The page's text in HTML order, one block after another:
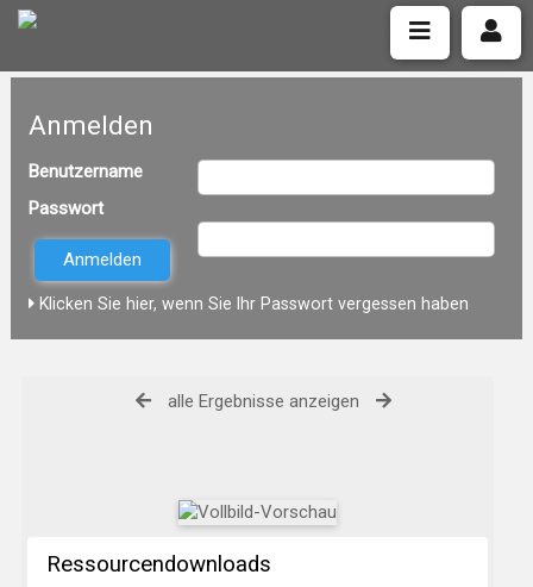
Anmelden
Benutzername
Passwort
Klicken Sie hier, wenn Sie Ihr Passwort vergessen haben
alle Ergebnisse anzeigen
Ressourcendownloads